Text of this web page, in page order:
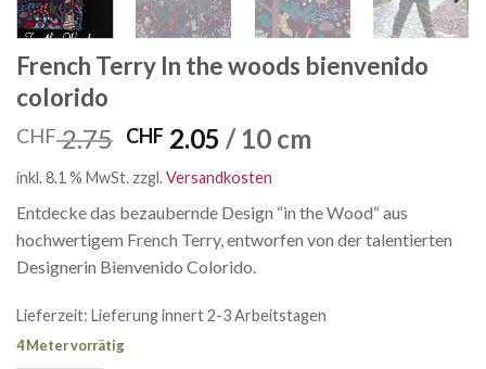
French Terry In the woods bienvenido
colorido
CHF2.75 Ursprünglicher
Preis
war:
CHF 2.75
CHF 2.05 Aktueller
Preis
ist:
CHF 2.05.
/ 10 cm
inkl. 8.1 % MwSt.zzgl.Versandkosten
Entdecke das bezaubernde Design “in the Wood“ aus
hochwertigem French Terry, entworfen von der talentierten
Designerin Bienvenido Colorido.
Lieferzeit: Lieferung innert 2-3 Arbeitstagen
4 Meter vorrätig